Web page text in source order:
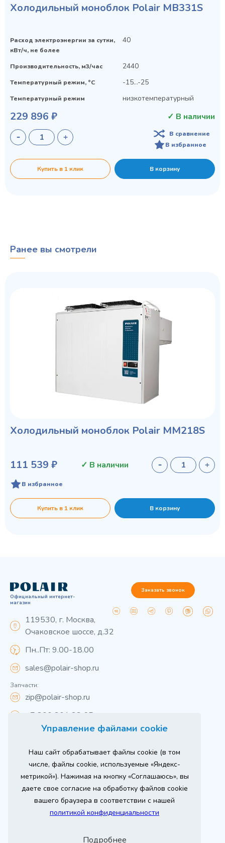
Управление файлами cookie
Наш сайт обрабатывает файлы cookie (в том
числе, файлы cookie, используемые «Яндекс-
метрикой»). Нажимая на кнопку «Соглашаюсь», вы
даете свое согласие на обработку файлов cookie
вашего браузера в соответствии с нашей
политикой конфиденциальности
Подробнее
Холодильный моноблок Polair MB331S
Расход электроэнергии за сутки,
кВт/ч, не более
40
Производительность, м3/час 2440
Температурный режим, °C -15...-25
Температурный режим низкотемпературный
229 896 ₽ ✓ В наличии
В сравнение
В избранное
Купить в 1 клик В корзину
Ранее вы смотрели
Холодильный моноблок Polair MM218S
111 539 ₽ ✓ В наличии
В избранное
Купить в 1 клик В корзину
Официальный интернет-
магазин
119530, г. Москва,
Очаковское шоссе, д.32
Пн..Пт: 9.00-18.00
sales@polair-shop.ru
Запчасти:
zip@polair-shop.ru
+7 800 301 33 65
Заказать звонок
Вся информация на сайте о товарах носит
справочный характер и не является публичной
офертой в соответствии с пунктом 2 статьи 437 ГК РФ.
Для получения подробной информации о наличии и
стоимости указанных товаров и (или) услуг,
пожалуйста, обращайтесь к менеджеру сайта по
телефону
При использовании материалов сайта ссылка